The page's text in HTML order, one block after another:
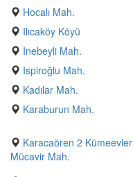
Hocalı Mah.
Ilıcaköy Köyü
Inebeyli Mah.
Ispiroğlu Mah.
Kadılar Mah.
Karaburun Mah.
Karacaören 2 Kümeevler
Mücavir Mah.